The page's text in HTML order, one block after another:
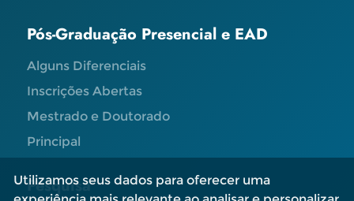
Pós-Graduação Presencial e EAD
Alguns Diferenciais
Inscrições Abertas
Mestrado e Doutorado
Principal
Pesquisa
Utilizamos seus dados para oferecer uma